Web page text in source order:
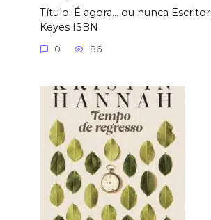
Título: É agora… ou nunca
Keyes ISBN
0 86